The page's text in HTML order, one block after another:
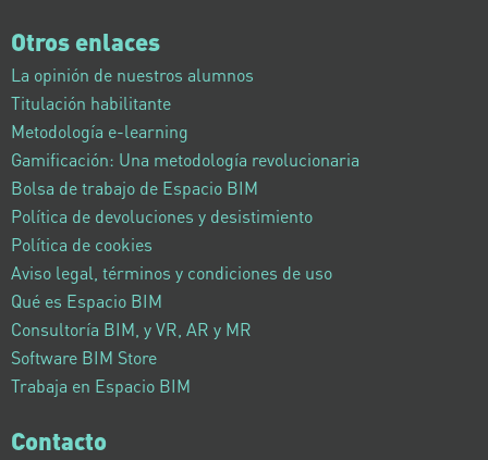
Otros enlaces
La opinión de nuestros alumnos
Titulación habilitante
Metodología e-learning
Gamificación: Una metodología revolucionaria
Bolsa de trabajo de Espacio BIM
Política de devoluciones y desistimiento
Política de cookies
Aviso legal, términos y condiciones de uso
Qué es Espacio BIM
Consultoría BIM, y VR, AR y MR
Software BIM Store
Trabaja en Espacio BIM
Contacto